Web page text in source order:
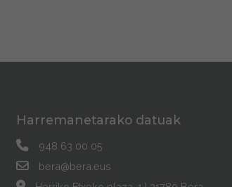
Harremanetarako datuak
948 63 00 05
bera@bera.eus